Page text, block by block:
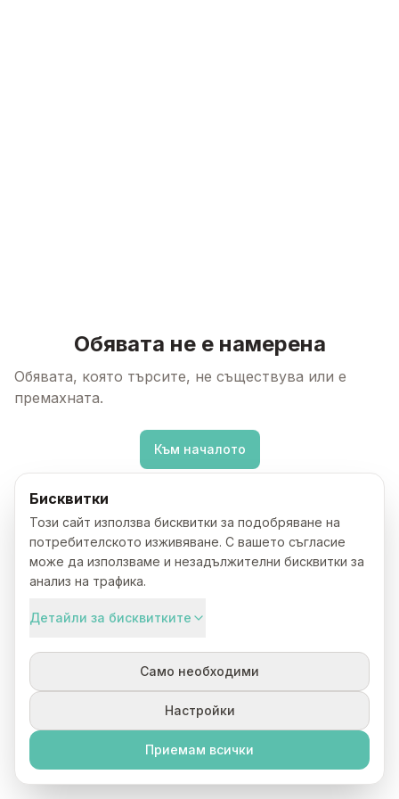
Обявата не е намерена
Обявата, която търсите, не съществува или е
премахната.
Към началото
Бисквитки
Този сайт използва бисквитки за подобряване на
потребителското изживяване. С вашето съгласие
може да използваме и незадължителни бисквитки за
анализ на трафика.
Детайли за бисквитките
Само необходими
Настройки
Приемам всички